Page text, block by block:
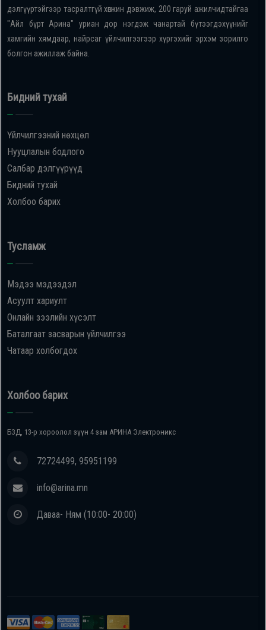
дэлгүүртэйгээр тасралтгүй хөгжин дэвжиж, 200 гаруй ажилчидтайгаа
"Айл бүрт Арина" уриан дор нэгдэж чанартай бүтээгдэхүүнийг
хамгийн хямдаар, найрсаг үйлчилгээгээр хүргэхийг эрхэм зорилго
болгон ажиллаж байна.
Бидний тухай
Үйлчилгээний нөхцөл
Нууцлалын бодлого
Салбар дэлгүүрүүд
Бидний тухай
Холбоо барих
Тусламж
Мэдээ мэдээдэл
Асуулт хариулт
Онлайн зээлийн хүсэлт
Баталгаат засварын үйлчилгээ
Чатаар холбогдох
Холбоо барих
БЗД, 13-р хороолол зүүн 4 зам АРИНА Электроникс
72724499, 95951199
info@arina.mn
Даваа- Ням (10:00- 20:00)